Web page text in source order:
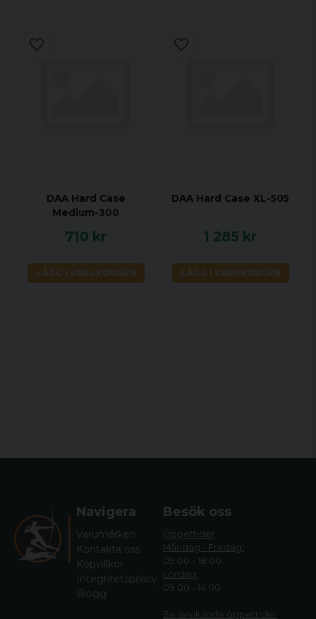
DAA Hard Case
Medium-300
710 kr
LÄGG I VARUKORGEN
DAA Hard Case XL-505
1 285 kr
LÄGG I VARUKORGEN
Navigera
Varumärken
Kontakta oss
Köpvillkor
Integritetspolicy
Blogg
Besök oss
Öppettider
Måndag - Fredag:
09.00 - 18.00
Lördag:
09.00 - 14.00
Se avvikande öppettider